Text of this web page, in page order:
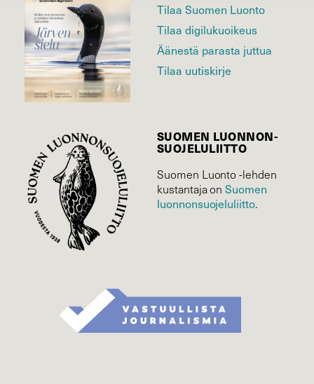
Tilaa Suomen Luonto
Tilaa digilukuoikeus
Äänestä parasta juttua
Tilaa uutiskirje
SUOMEN LUONNON­
SUOJELU­LIITTO
Suomen Luonto -lehden
kustantaja onSuomen
luonnonsuojelu­liitto.